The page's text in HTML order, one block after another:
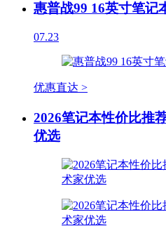
惠普战99 16英寸笔记
07.23
优惠直达 >
2026笔记本性价比推
优选